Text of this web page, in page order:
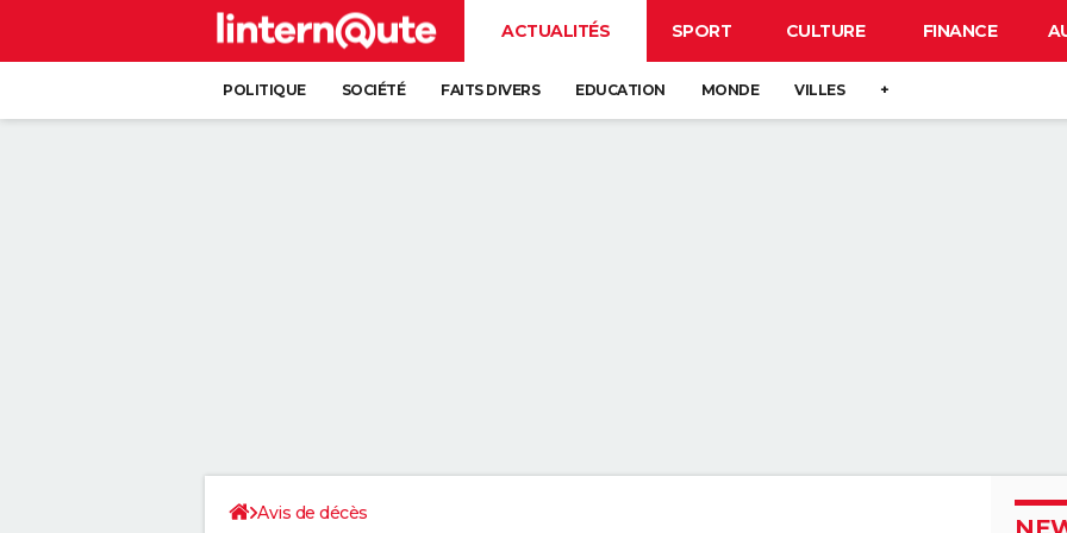
ACTUALITÉS SPORT CULTURE FINANCE
POLITIQUE SOCIÉTÉ FAITS DIVERS EDUCATION MONDE VILLES +
Avis de décès